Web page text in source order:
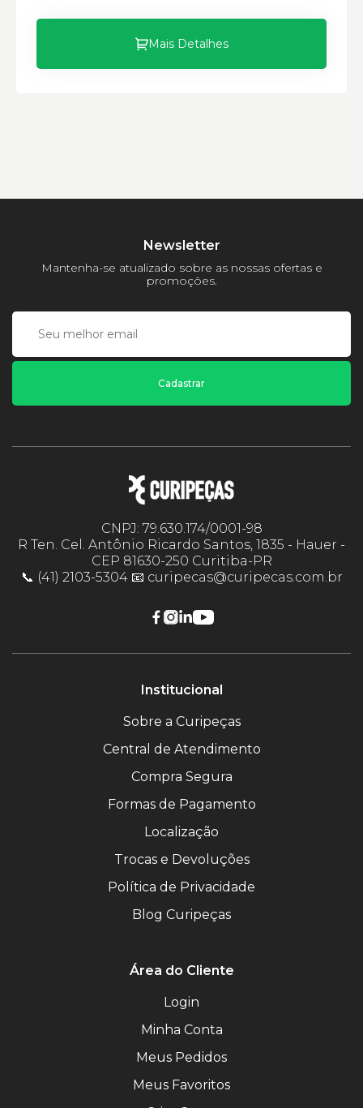
Peso:
Mais Detalhes
Newsletter
Mantenha-se atualizado sobre as nossas ofertas e
promoções.
Cadastrar
CNPJ: 79.630.174/0001-98
R Ten. Cel. Antônio Ricardo Santos, 1835 - Hauer -
CEP 81630-250 Curitiba-PR
📞 (41) 2103-5304 📧 curipecas@curipecas.com.br
Institucional
Sobre a Curipeças
Central de Atendimento
Compra Segura
Formas de Pagamento
Localização
Trocas e Devoluções
Política de Privacidade
Blog Curipeças
Área do Cliente
Login
Minha Conta
Meus Pedidos
Meus Favoritos